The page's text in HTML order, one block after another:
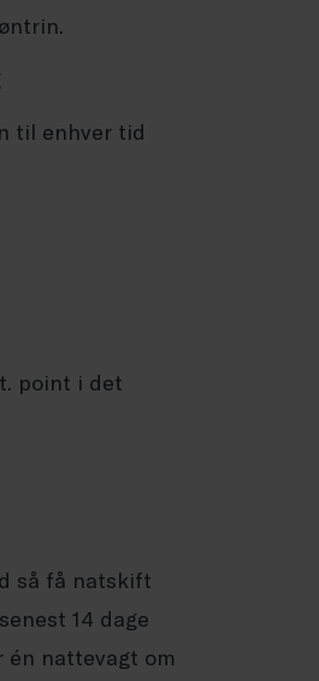
til enhver tid
point i det
så få natskift
14 dage
nattevagt om